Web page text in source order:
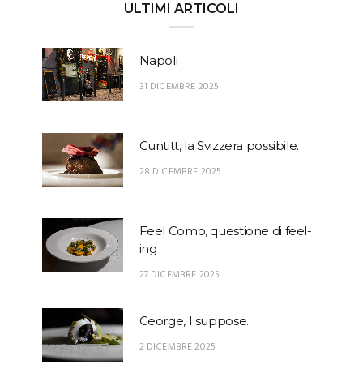
ULTIMI ARTICOLI
Napoli
31 DICEMBRE 2025
Cuntitt, la Svizzera possibile.
28 DICEMBRE 2025
Feel Como, questione di feel-
ing
27 DICEMBRE 2025
George, I suppose.
2 DICEMBRE 2025